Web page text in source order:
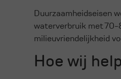
Duurzaamheidseisen
waterverbruik met 70-
milieuvriendelijkheid
Hoe wij